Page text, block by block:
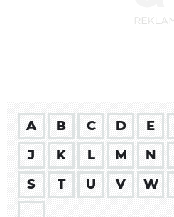
A B C D E
J
K L M N
S
T U V W